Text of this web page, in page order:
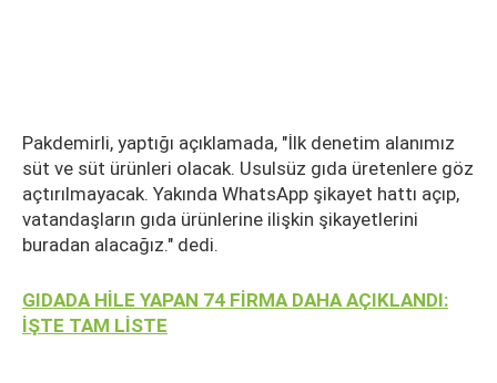
Pakdemirli, yaptığı açıklamada, "İlk denetim alanımız
süt ve süt ürünleri olacak. Usulsüz gıda üretenlere göz
açtırılmayacak. Yakında WhatsApp şikayet hattı açıp,
vatandaşların gıda ürünlerine ilişkin şikayetlerini
buradan alacağız." dedi.
GIDADA HİLE YAPAN 74 FİRMA DAHA AÇIKLANDI:
İŞTE TAM LİSTE